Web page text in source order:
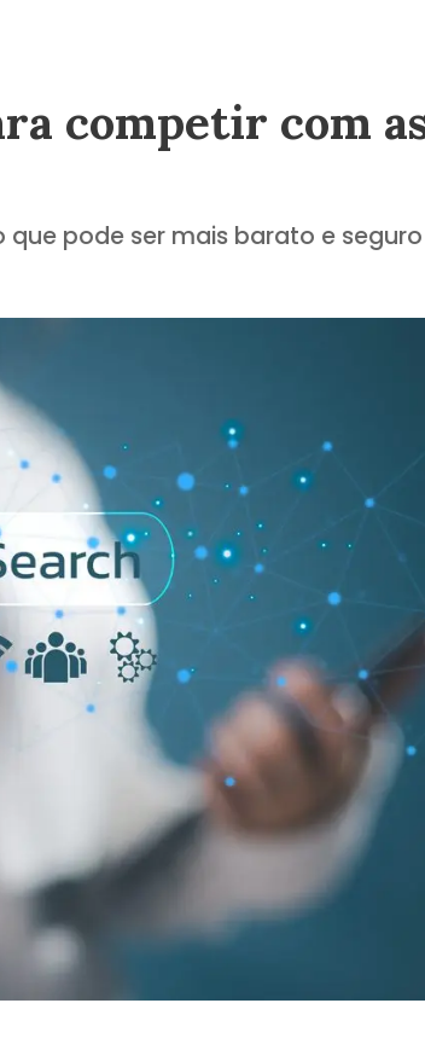
competir com
pode ser mais barato e